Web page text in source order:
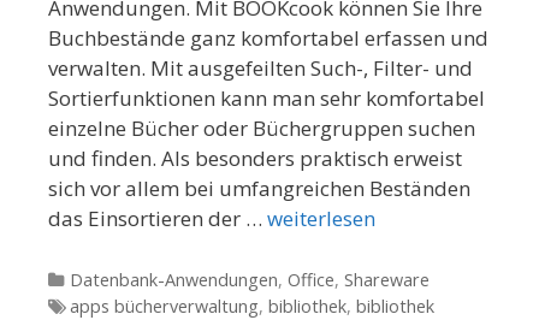
Anwendungen. Mit BOOKcook können Sie Ihre
Buchbestände ganz komfortabel erfassen und
verwalten. Mit ausgefeilten Such-, Filter- und
Sortierfunktionen kann man sehr komfortabel
einzelne Bücher oder Büchergruppen suchen
und finden. Als besonders praktisch erweist
sich vor allem bei umfangreichen Beständen
das Einsortieren der … weiterlesen
Kategorien
Datenbank-Anwendungen, Office, Shareware
Tags
apps bücherverwaltung, bibliothek, bibliothek